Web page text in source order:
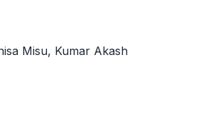
Misu, Kumar Akash